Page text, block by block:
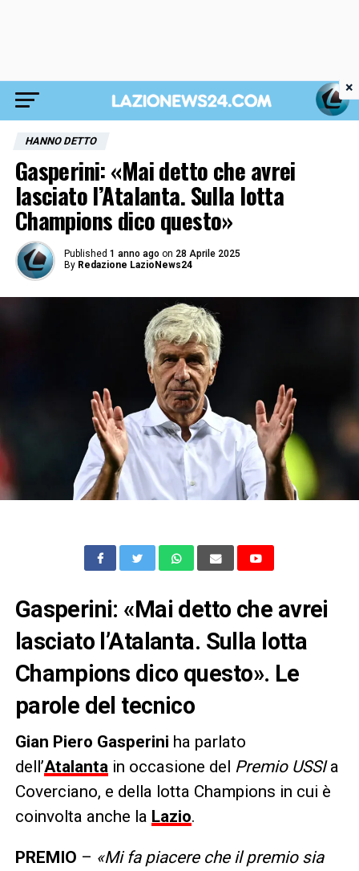
HANNO DETTO
Gasperini: «Mai detto che avrei
lasciato l’Atalanta. Sulla lotta
Champions dico questo»
Published 1 anno ago on 28 Aprile 2025
By Redazione LazioNews24
Gasperini: «Mai detto che avrei
lasciato l’Atalanta. Sulla lotta
Champions dico questo». Le
parole del tecnico
Gian Piero Gasperini ha parlato
dell’Atalanta in occasione del Premio USSIa
Coverciano, e della lotta Champions in cui è
coinvolta anche la Lazio.
PREMIO – «Mi fa piacere che il premio sia
×